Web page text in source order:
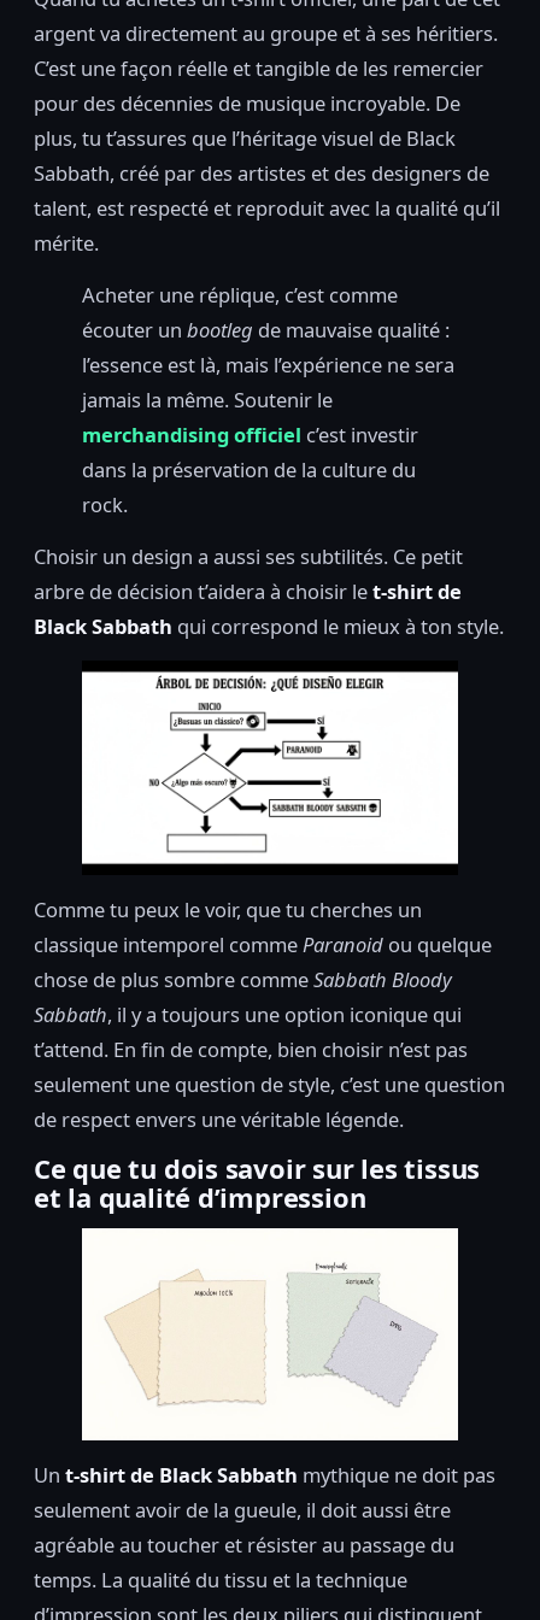
argent va directement au groupe et à ses héritiers.
C’est une façon réelle et tangible de les remercier
pour des décennies de musique incroyable. De
plus, tu t’assures que l’héritage visuel de Black
Sabbath, créé par des artistes et des designers de
talent, est respecté et reproduit avec la qualité qu’il
mérite.
Acheter une réplique, c’est comme
écouter un bootleg de mauvaise qualité :
l’essence est là, mais l’expérience ne sera
jamais la même. Soutenir le
merchandising officiel c’est investir
dans la préservation de la culture du
rock.
Choisir un design a aussi ses subtilités. Ce petit
arbre de décision t’aidera à choisir let-shirt de
Black Sabbath qui correspond le mieux à ton style.
Comme tu peux le voir, que tu cherches un
classique intemporel commeParanoid ou quelque
chose de plus sombre commeSabbath Bloody
Sabbath, il y a toujours une option iconique qui
t’attend. En fin de compte, bien choisir n’est pas
seulement une question de style, c’est une question
de respect envers une véritable légende.
Ce que tu dois savoir sur les tissus
et la qualité d’impression
Un t-shirt de Black Sabbath mythique ne doit pas
seulement avoir de la gueule, il doit aussi être
agréable au toucher et résister au passage du
temps. La qualité du tissu et la technique